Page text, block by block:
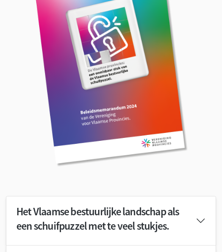
Het Vlaamse bestuurlijke landschap als
een schuifpuzzel met te veel stukjes.